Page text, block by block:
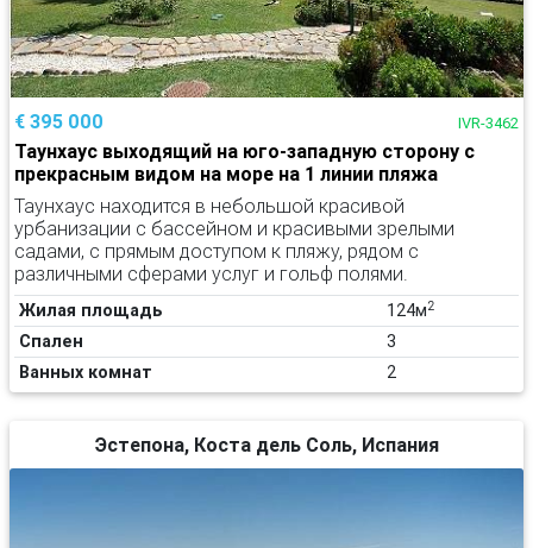
€ 395 000 IVR-3462
Таунхаус выходящий на юго-западную сторону с
прекрасным видом на море на 1 линии пляжа
Таунхаус находится в небольшой красивой
урбанизации с бассейном и красивыми зрелыми
садами, с прямым доступом к пляжу, рядом с
различными сферами услуг и гольф полями.
Жилая площадь 124м2
Спален
3
Ванных комнат
2
Эстепона, Коста дель Соль, Испания